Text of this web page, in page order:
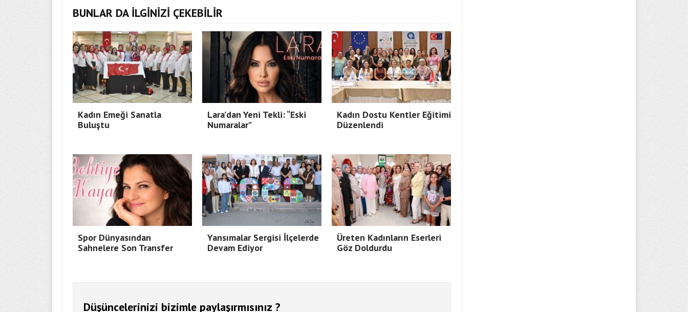
BUNLAR DA İLGİNİZİ ÇEKEBİLİR
Kadın Emeği Sanatla
Buluştu
Lara’dan Yeni Tekli: “Eski
Numaralar”
Kadın Dostu Kentler Eğitimi
Düzenlendi
Spor Dünyasından
Sahnelere Son Transfer
Yansımalar Sergisi İlçelerde
Devam Ediyor
Üreten Kadınların Eserleri
Göz Doldurdu
Düşüncelerinizi bizimle paylaşırmısınız ?